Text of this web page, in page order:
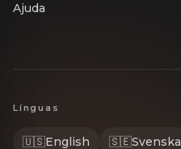
Ajuda
Línguas
🇺🇸English 🇸🇪Svenska